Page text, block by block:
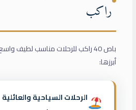
راكب
باص 40 راكب للرحلات مناسب لطيف
أبرزها:
الرحلات السياحية والعائلية